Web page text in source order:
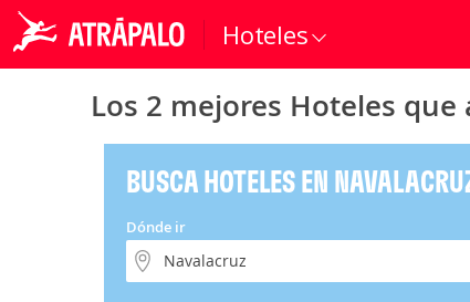
Hoteles
Los 2 mejores Hoteles
BUSCA HOTELES EN
Dónde ir